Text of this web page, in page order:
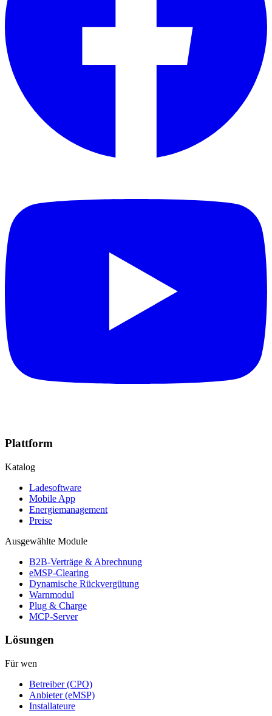
Plattform
Katalog
Ladesoftware
Mobile App
Energiemanagement
Preise
Ausgewählte Module
B2B-Verträge & Abrechnung
eMSP-Clearing
Dynamische Rückvergütung
Warnmodul
Plug & Charge
MCP-Server
Lösungen
Für wen
Betreiber (CPO)
Anbieter (eMSP)
Installateure